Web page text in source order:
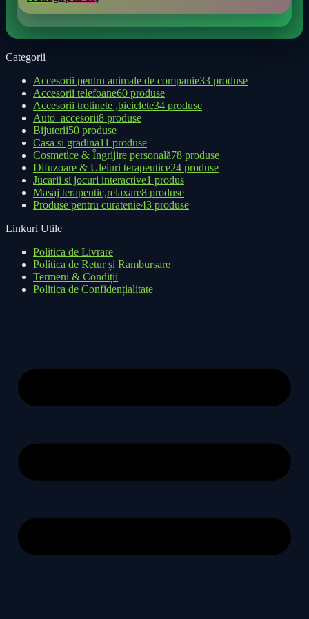
Categorii
Accesorii pentru animale de companie33 produse
Accesorii telefoane60 produse
Accesorii trotinete ,biciclete34 produse
Auto_accesorii8 produse
Bijuterii50 produse
Casa si gradina11 produse
Cosmetice & Îngrijire personală78 produse
Difuzoare & Uleiuri terapeutice24 produse
Jucarii si jocuri interactive1 produs
Masaj terapeutic,relaxare8 produse
Produse pentru curatenie43 produse
Linkuri Utile
Politica de Livrare
Politica de Retur și Rambursare
Termeni & Condiții
Politica de Confidențialitate